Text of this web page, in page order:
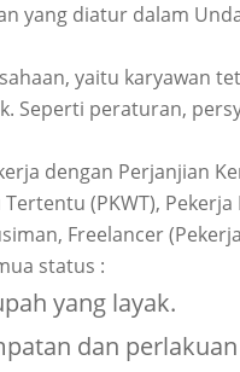
yang diatur dalam
yaitu karyawan
Seperti peraturan,
dengan Perjanjian
(PKWT),
Freelancer
status :
yang layak.
dan